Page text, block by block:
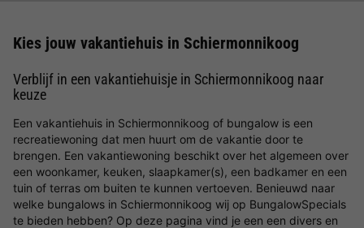
Kies jouw vakantiehuis in Schiermonnikoog
Verblijf in een vakantiehuisje in Schiermonnikoog naar
keuze
Een vakantiehuis in Schiermonnikoog of bungalow is een
recreatiewoning dat men huurt om de vakantie door te
brengen. Een vakantiewoning beschikt over het algemeen over
een woonkamer, keuken, slaapkamer(s), een badkamer en een
tuin of terras om buiten te kunnen vertoeven. Benieuwd naar
welke bungalows in Schiermonnikoog wij op BungalowSpecials
te bieden hebben? Op deze pagina vind je een een divers en